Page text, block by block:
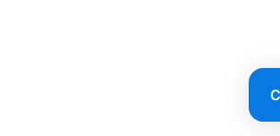
Maximisez
marketing